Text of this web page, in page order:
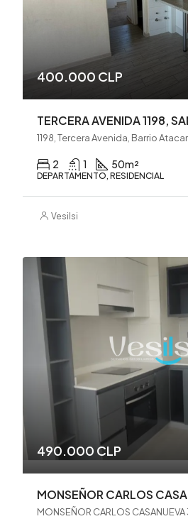
400.000 CLP
TERCERA AVENIDA 1198,
2 1 50m²
DEPARTAMENTO, RESIDENCIAL
Vesilsi
490.000 CLP
MONSEÑOR CARLOS CASANUEVA